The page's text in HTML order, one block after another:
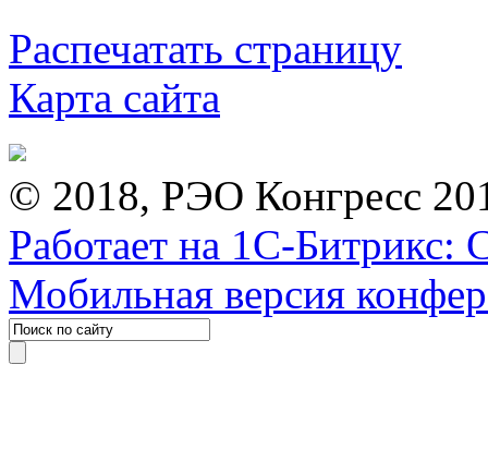
Распечатать страницу
Карта сайта
© 2018, РЭО Конгресс
Работает на 1С-Битрикс:
Мобильная версия